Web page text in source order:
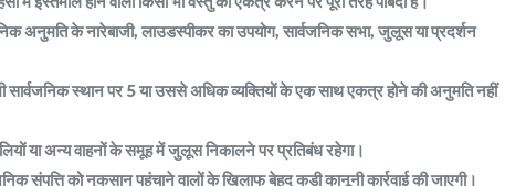
अनुमति के नारेबाजी, लाउडस्पीकर का उपयोग, सार्वजनिक सभा, जुलूस या प्रदर्शन
स्थान पर 5 या उससे अधिक व्यक्तियों के एक साथ एकत्र होने की अनुमति नहीं
या अन्य वाहनों के समूह में जुलूस निकालने पर प्रतिबंध रहेगा।
संपत्ति को नुकसान पहुंचाने वालों के खिलाफ बेहद कड़ी कानूनी कार्रवाई की जाएगी।